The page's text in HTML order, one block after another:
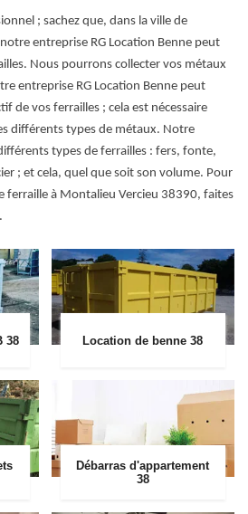
; sachez que, dans la ville de
entreprise RG Location Benne peut
Nous pourrons collecter vos métaux
entreprise RG Location Benne peut
de vos ferrailles ; cela est nécessaire
différents types de métaux. Notre
types de ferrailles : fers, fonte,
; et cela, quel que soit son volume. Pour
ferraille à Montalieu Vercieu 38390, faites
38 Location de benne 38
Débarras d'appartement
38